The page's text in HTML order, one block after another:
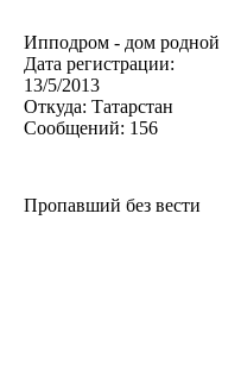
Ипподром - дом родной
Дата регистрации:
13/5/2013
Откуда: Татарстан
Сообщений: 156
Пропавший без вести